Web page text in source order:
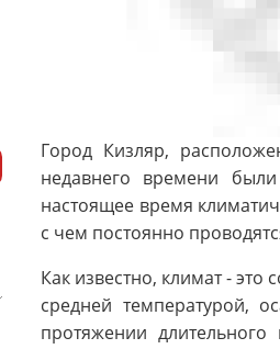
Город Кизляр,
недавнего времени
настоящее время
с чем постоянно
Как известно, климат -
средней температурой,
протяжении